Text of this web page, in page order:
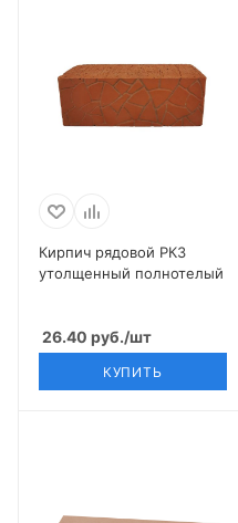
Кирпич рядовой РКЗ
утолщенный полнотелый
26.40 руб./шт
КУПИТЬ